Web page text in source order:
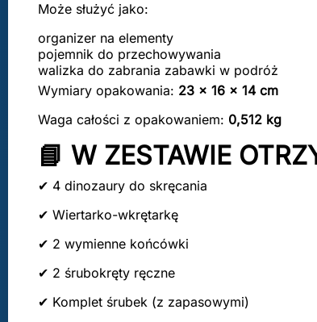
Może służyć jako:
organizer na elementy
pojemnik do przechowywania
walizka do zabrania zabawki w podróż
Wymiary opakowania: 23 × 16 × 14 cm
Waga całości z opakowaniem: 0,512 kg
📘 W ZESTAWIE
✔ 4 dinozaury do skręcania
✔ Wiertarko-wkrętarkę
✔ 2 wymienne końcówki
✔ 2 śrubokręty ręczne
✔ Komplet śrubek (z zapasowymi)